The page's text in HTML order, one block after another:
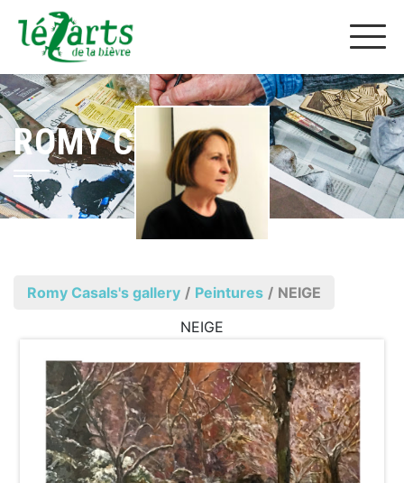
ROMY CASALS
Romy Casals's gallery / Peintures / NEIGE
NEIGE